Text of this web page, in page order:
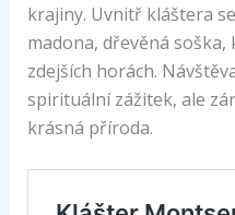
krajiny. Uvnitř kláštera
madona, dřevěná
zdejších horách.
spirituální zážitek, ale
krásná příroda.